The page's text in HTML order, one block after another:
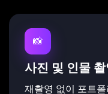
📸
사진 및 인물 촬
재촬영 없이 포트